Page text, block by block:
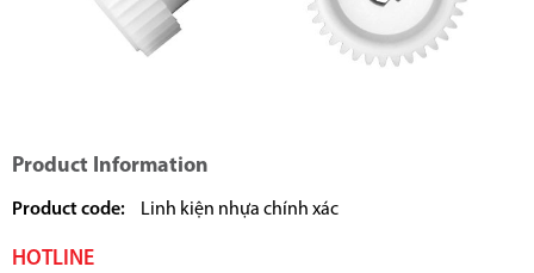
Product Information
Product code: Linh kiện nhựa chính xác
HOTLINE